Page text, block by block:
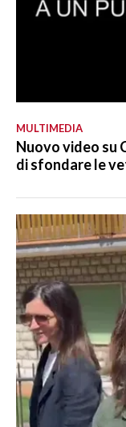
MULTIMEDIA
Nuovo video su
di sfondare le